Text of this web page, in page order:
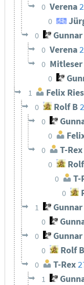
0 Verena
0
0
0 Verena
0 Mitleser
0
1 Felix
0 Rolf B
0
0
0 T-Rex
0
0 T-
0
1
0
0
0 Rolf B
0 T-Rex
1